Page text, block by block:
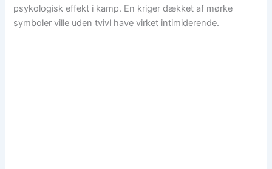
psykologisk effekt i kamp. En kriger dækket af mørke
symboler ville uden tvivl have virket intimiderende.